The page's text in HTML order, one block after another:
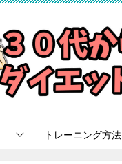
トレーニング方法